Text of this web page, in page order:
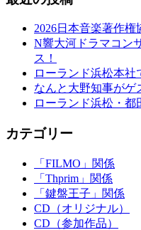
2026日本音楽著作
N響大河ドラマコン
ス！
ローランド浜松本
なんと大野知事がゲ
ローランド浜松・都
カテゴリー
「FILMO」関係
「Thprim」関係
「鍵盤王子」関係
CD（オリジナル）
CD（参加作品）